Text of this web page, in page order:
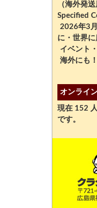
（海外
Specified
2026年3
に・世界
イベント
海外にも
オンライ
現在 152
です。